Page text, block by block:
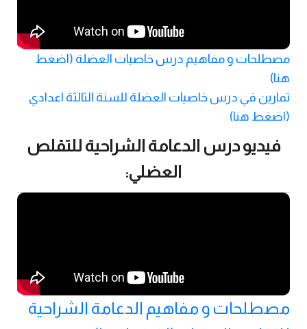
مصطلحات و مفاهيم درس خاصيات العضلة (اضغط
هنا)
تمارين في درس خاصيات العضلة للسنة الثالثة اعدادي
(اضغط هنا)
فيديو درس الدعامة الشراحية للتقلص
العضلي:
مصطلحات و مفاهيم الدعامة الشراحية